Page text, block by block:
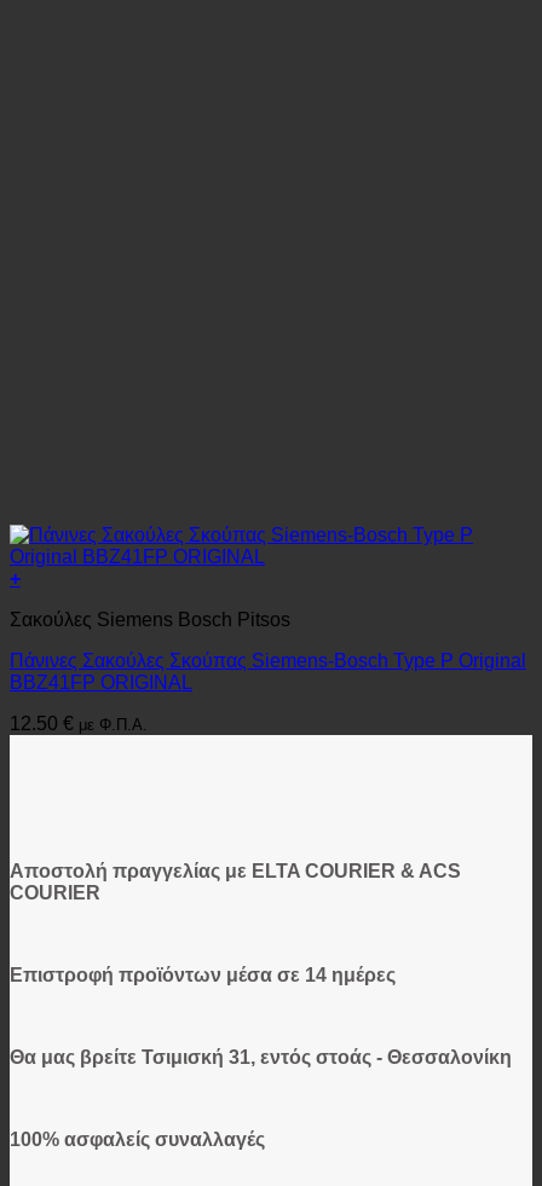
+
Σακούλες Siemens Bosch Pitsos
Πάνινες Σακούλες Σκούπας Siemens-Bosch Type P Original
BBZ41FP ORIGINAL
12.50 € με Φ.Π.Α.
Αποστολή πραγγελίας με ELTA COURIER & ACS
COURIER
Επιστροφή προϊόντων μέσα σε 14 ημέρες
Θα μας βρείτε Τσιμισκή 31, εντός στοάς - Θεσσαλονίκη
100% ασφαλείς συναλλαγές